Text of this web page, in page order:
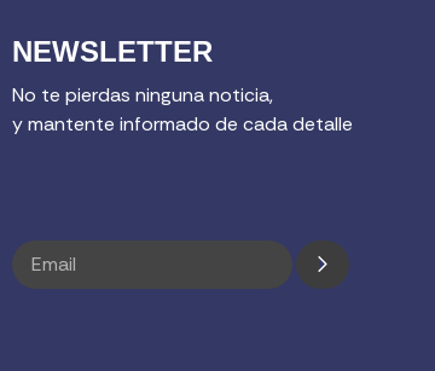
NEWSLETTER
No te pierdas ninguna noticia,
y mantente informado de cada detalle